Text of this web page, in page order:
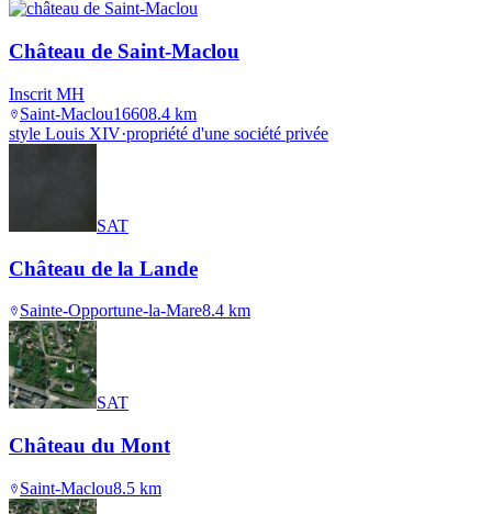
Château de Saint-Maclou
Inscrit MH
Saint-Maclou16608.4 km
style Louis XIV·propriété d'une société privée
SAT
Château de la Lande
Sainte-Opportune-la-Mare8.4 km
SAT
Château du Mont
Saint-Maclou8.5 km